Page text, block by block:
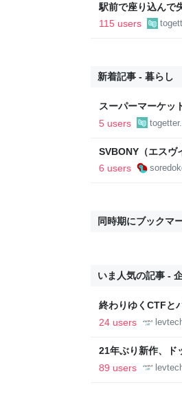
駅前で座り込んで
警察と救急を呼ん
るんですか！？」
115 users
新着記事 - 暮らし
スーパーマーケッ
であるべき」「海
5 users
SVBONY（エスヴ
プでも大活躍 - ソ
6 users
同時期にブックマ
いま人気の記事 -
終わりゆくCTFと
ること【フォーカ
24 users
21年ぶり新作、ド
ついて作者に聞く
89 users